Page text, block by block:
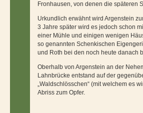
Fronhausen, von denen die späteren
Urkundlich erwähnt wird Argenstein
3 Jahre später wird es jedoch schon
einer Mühle und einigen wenigen
so genannten Schenkischen
und Roth bei den noch heute danach
Oberhalb von Argenstein an der
Lahnbrücke entstand auf der
„Waldschlösschen“ (mit welchem es
Abriss zum Opfer.